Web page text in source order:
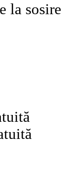
la sosire